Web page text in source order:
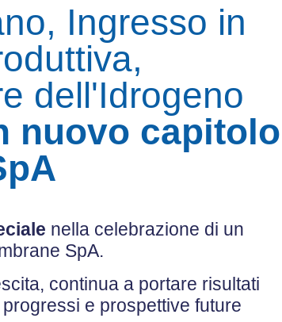
Ingresso in
dell'Idrogeno
nuovo capitolo
nella celebrazione di un
SpA.
continua a portare risultati
e prospettive future